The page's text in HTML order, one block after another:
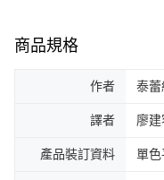
商品規格
作者 泰
譯者 廖建
產品裝訂資料 單